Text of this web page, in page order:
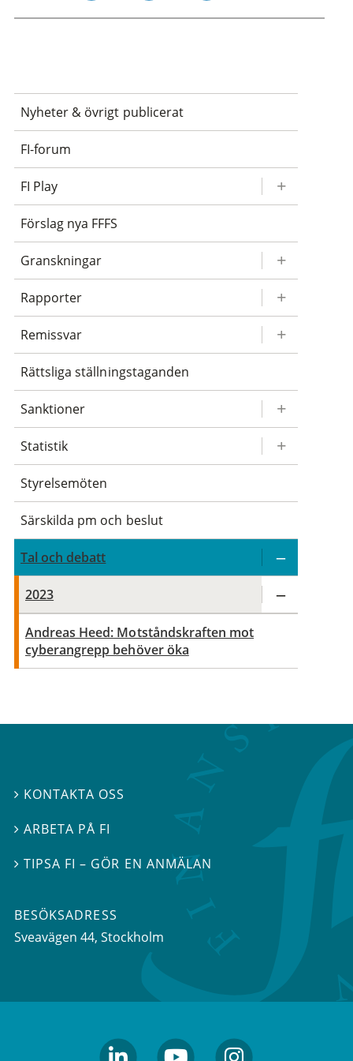
Nyheter & övrigt publicerat
FI-forum
FI Play
Förslag nya FFFS
Granskningar
Rapporter
Remissvar
Rättsliga ställningstaganden
Sanktioner
Statistik
Styrelsemöten
Särskilda pm och beslut
Tal och debatt
2023
Andreas Heed: Motståndskraften mot
cyberangrepp behöver öka
 KONTAKTA OSS
 ARBETA PÅ FI
TIPSA FI – GÖR EN ANMÄLAN
BESÖKSADRESS
Sveavägen 44, Stockholm